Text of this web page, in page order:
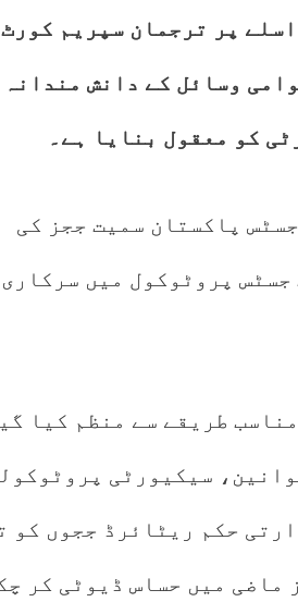
پر ترجمان سپریم
وسائل کے دانش مندانہ
کو معقول بنایا ہے۔
پاکستان سمیت ججز کی
پروٹوکول میں
طریقے سے منظم کیا
سیکیورٹی
حکم ریٹائرڈ ججوں کو
ماضی میں حساس ڈیوٹی کر